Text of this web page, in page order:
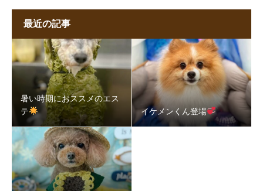
最近の記事
暑い時期におススメのエス
テ
イケメンくん登場